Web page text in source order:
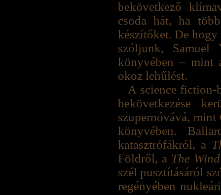
bekövetkező
csoda hát, ha
készítőket. De
szóljunk,
könyvében –
okoz lehűlést.
A science fiction-
bekövetkezése
szupernóvává,
könyvében.
katasztrófákról, a
Földről, a The
szél pusztításáról
regényében